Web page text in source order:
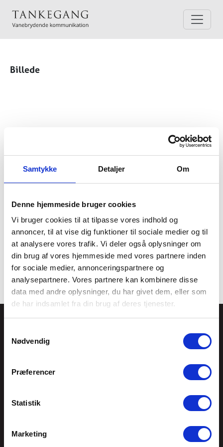
Samtykke Detaljer Om
Denne hjemmeside bruger cookies
Vi bruger cookies til at tilpasse vores indhold og
annoncer, til at vise dig funktioner til sociale medier og til
at analysere vores trafik. Vi deler også oplysninger om
din brug af vores hjemmeside med vores partnere inden
for sociale medier, annonceringspartnere og
analysepartnere. Vores partnere kan kombinere disse
data med andre oplysninger, du har givet dem, eller som
de har indsamlet fra din brug af deres tjenester.
Nødvendig
Præferencer
Statistik
Marketing
Billede
Tankegang a/s